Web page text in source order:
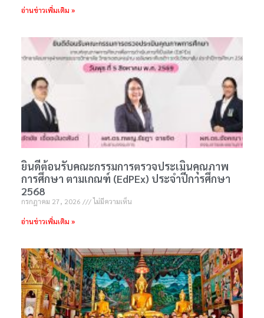
อ่านข่าวเพิ่มเติม »
ยินดีต้อนรับคณะกรรมการตรวจประเมินคุณภาพ
การศึกษา ตามเกณฑ์ (EdPEx) ประจำปีการศึกษา
2568
กรกฎาคม 27, 2026 ไม่มีความเห็น
อ่านข่าวเพิ่มเติม »